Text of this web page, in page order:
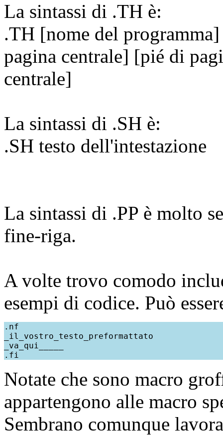
La sintassi di .TH è:
.TH [nome del
pagina centrale] [pié di
centrale]
La sintassi di .SH è:
.SH testo dell'intestazione
La sintassi di .PP è molto
fine-riga.
A volte trovo comodo
esempi di codice. Può
.nf
_il_vostro_testo_preformattato
_va_qui_____
Notate che sono macro
appartengono alle macro
Sembrano comunque